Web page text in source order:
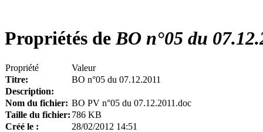
Propriétés deBO n°05 du
Propriété
Valeur
Titre:
BO n°05 du 07.12.2011
Description:
Nom du fichier: BO PV n°05 du 07.12.2011.doc
Taille du fichier: 786 KB
Créé le :
28/02/2012 14:51